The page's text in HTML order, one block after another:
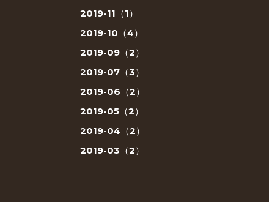
2019-11（1）
2019-10（4）
2019-09（2）
2019-07（3）
2019-06（2）
2019-05（2）
2019-04（2）
2019-03（2）